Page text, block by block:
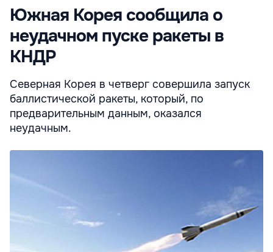
Южная Корея сообщила о
неудачном пуске ракеты в
КНДР
Северная Корея в четверг совершила запуск
баллистической ракеты, который, по
предварительным данным, оказался
неудачным.